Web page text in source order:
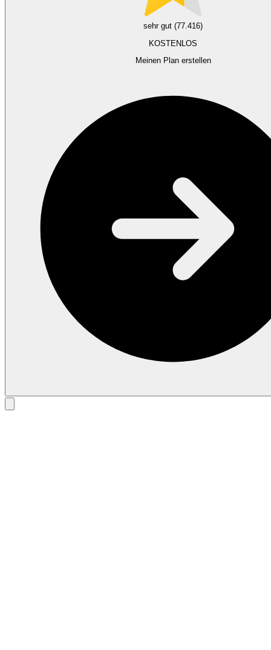
sehr gut (77.416)
KOSTENLOS
Meinen Plan erstellen